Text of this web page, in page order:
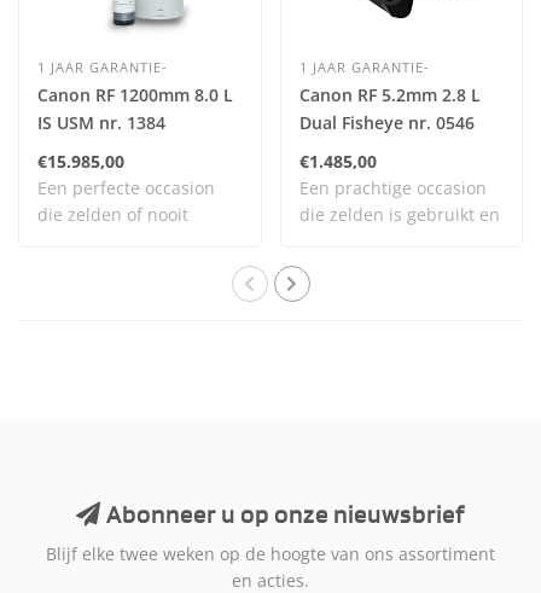
1 JAAR GARANTIE-
Canon RF 1200mm 8.0 L
IS USM nr. 1384
€15.985,00
Een perfecte occasion
die zelden of nooit
1 JAAR GARANTIE-
Canon RF 5.2mm 2.8 L
Dual Fisheye nr. 0546
€1.485,00
Een prachtige occasion
die zelden is gebruikt en
Abonneer u op onze nieuwsbrief
Blijf elke twee weken op de hoogte van ons assortiment
en acties.